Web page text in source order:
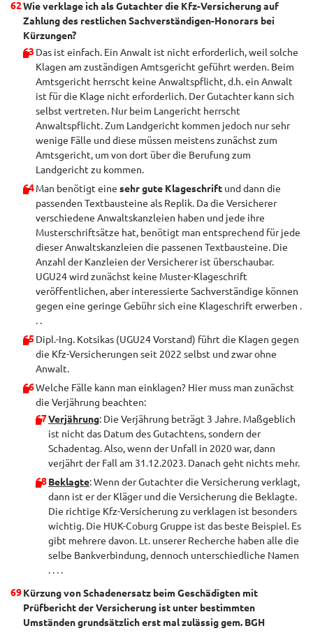
Wie verklage ich als Gutachter die Kfz-Versicherung auf
Zahlung des restlichen Sachverständigen-Honorars bei
Kürzungen?
Das ist einfach. Ein Anwalt ist nicht erforderlich, weil solche
Klagen am zuständigen Amtsgericht geführt werden. Beim
Amtsgericht herrscht keine Anwaltspflicht, d.h. ein Anwalt
ist für die Klage nicht erforderlich. Der Gutachter kann sich
selbst vertreten. Nur beim Langericht herrscht
Anwaltspflicht. Zum Landgericht kommen jedoch nur sehr
wenige Fälle und diese müssen meistens zunächst zum
Amtsgericht, um von dort über die Berufung zum
Landgericht zu kommen.
Man benötigt eine sehr gute Klageschrift und dann die
passenden Textbausteine als Replik. Da die Versicherer
verschiedene Anwaltskanzleien haben und jede ihre
Musterschriftsätze hat, benötigt man entsprechend für jede
dieser Anwaltskanzleien die passenen Textbausteine. Die
Anzahl der Kanzleien der Versicherer ist überschaubar.
UGU24 wird zunächst keine Muster-Klageschrift
veröffentlichen, aber interessierte Sachverständige können
gegen eine geringe Gebühr sich eine Klageschrift erwerben .
. .
Dipl.-Ing. Kotsikas (UGU24 Vorstand) führt die Klagen gegen
die Kfz-Versicherungen seit 2022 selbst und zwar ohne
Anwalt.
Welche Fälle kann man einklagen? Hier muss man zunächst
die Verjährung beachten:
Verjährung: Die Verjährung beträgt 3 Jahre. Maßgeblich
ist nicht das Datum des Gutachtens, sondern der
Schadentag. Also, wenn der Unfall in 2020 war, dann
verjährt der Fall am 31.12.2023. Danach geht nichts mehr.
Beklagte: Wenn der Gutachter die Versicherung verklagt,
dann ist er der Kläger und die Versicherung die Beklagte.
Die richtige Kfz-Versicherung zu verklagen ist besonders
wichtig. Die HUK-Coburg Gruppe ist das beste Beispiel. Es
gibt mehrere davon. Lt. unserer Recherche haben alle die
selbe Bankverbindung, dennoch unterschiedliche Namen
. . . .
Kürzung von Schadenersatz beim Geschädigten mit
Prüfbericht der Versicherung ist unter bestimmten
Umständen grundsätzlich erst mal zulässig gem. BGH